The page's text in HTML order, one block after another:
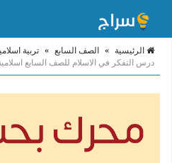
الرئيسية » الصف السابع » تربية
درس التفكر في الاسلام للصف السابع